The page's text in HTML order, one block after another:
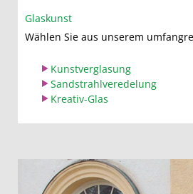
Glaskunst
Wählen Sie aus unserem
Kunstverglasung
Sandstrahlveredelung
Kreativ-Glas